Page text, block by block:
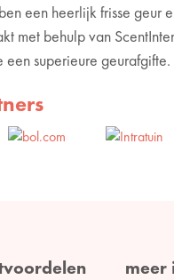
een heerlijk frisse geur
met behulp van
een superieure geurafgifte.
meer